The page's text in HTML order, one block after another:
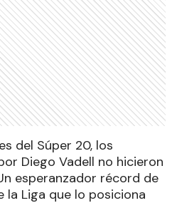
del Súper 20, los
Diego Vadell no hicieron
esperanzador récord de
Liga que lo posiciona